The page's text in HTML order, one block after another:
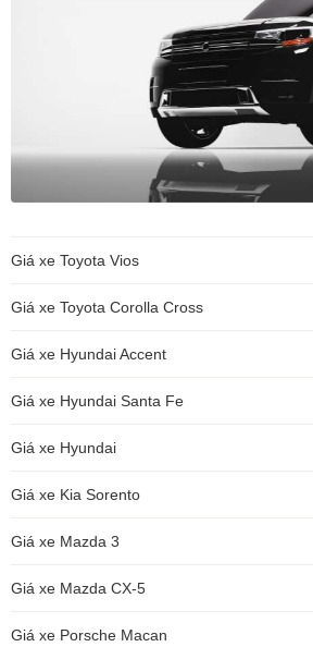
Giá xe Toyota Vios
Giá xe Toyota Corolla Cross
Giá xe Hyundai Accent
Giá xe Hyundai Santa Fe
Giá xe Hyundai
Giá xe Kia Sorento
Giá xe Mazda 3
Giá xe Mazda CX-5
Giá xe Porsche Macan